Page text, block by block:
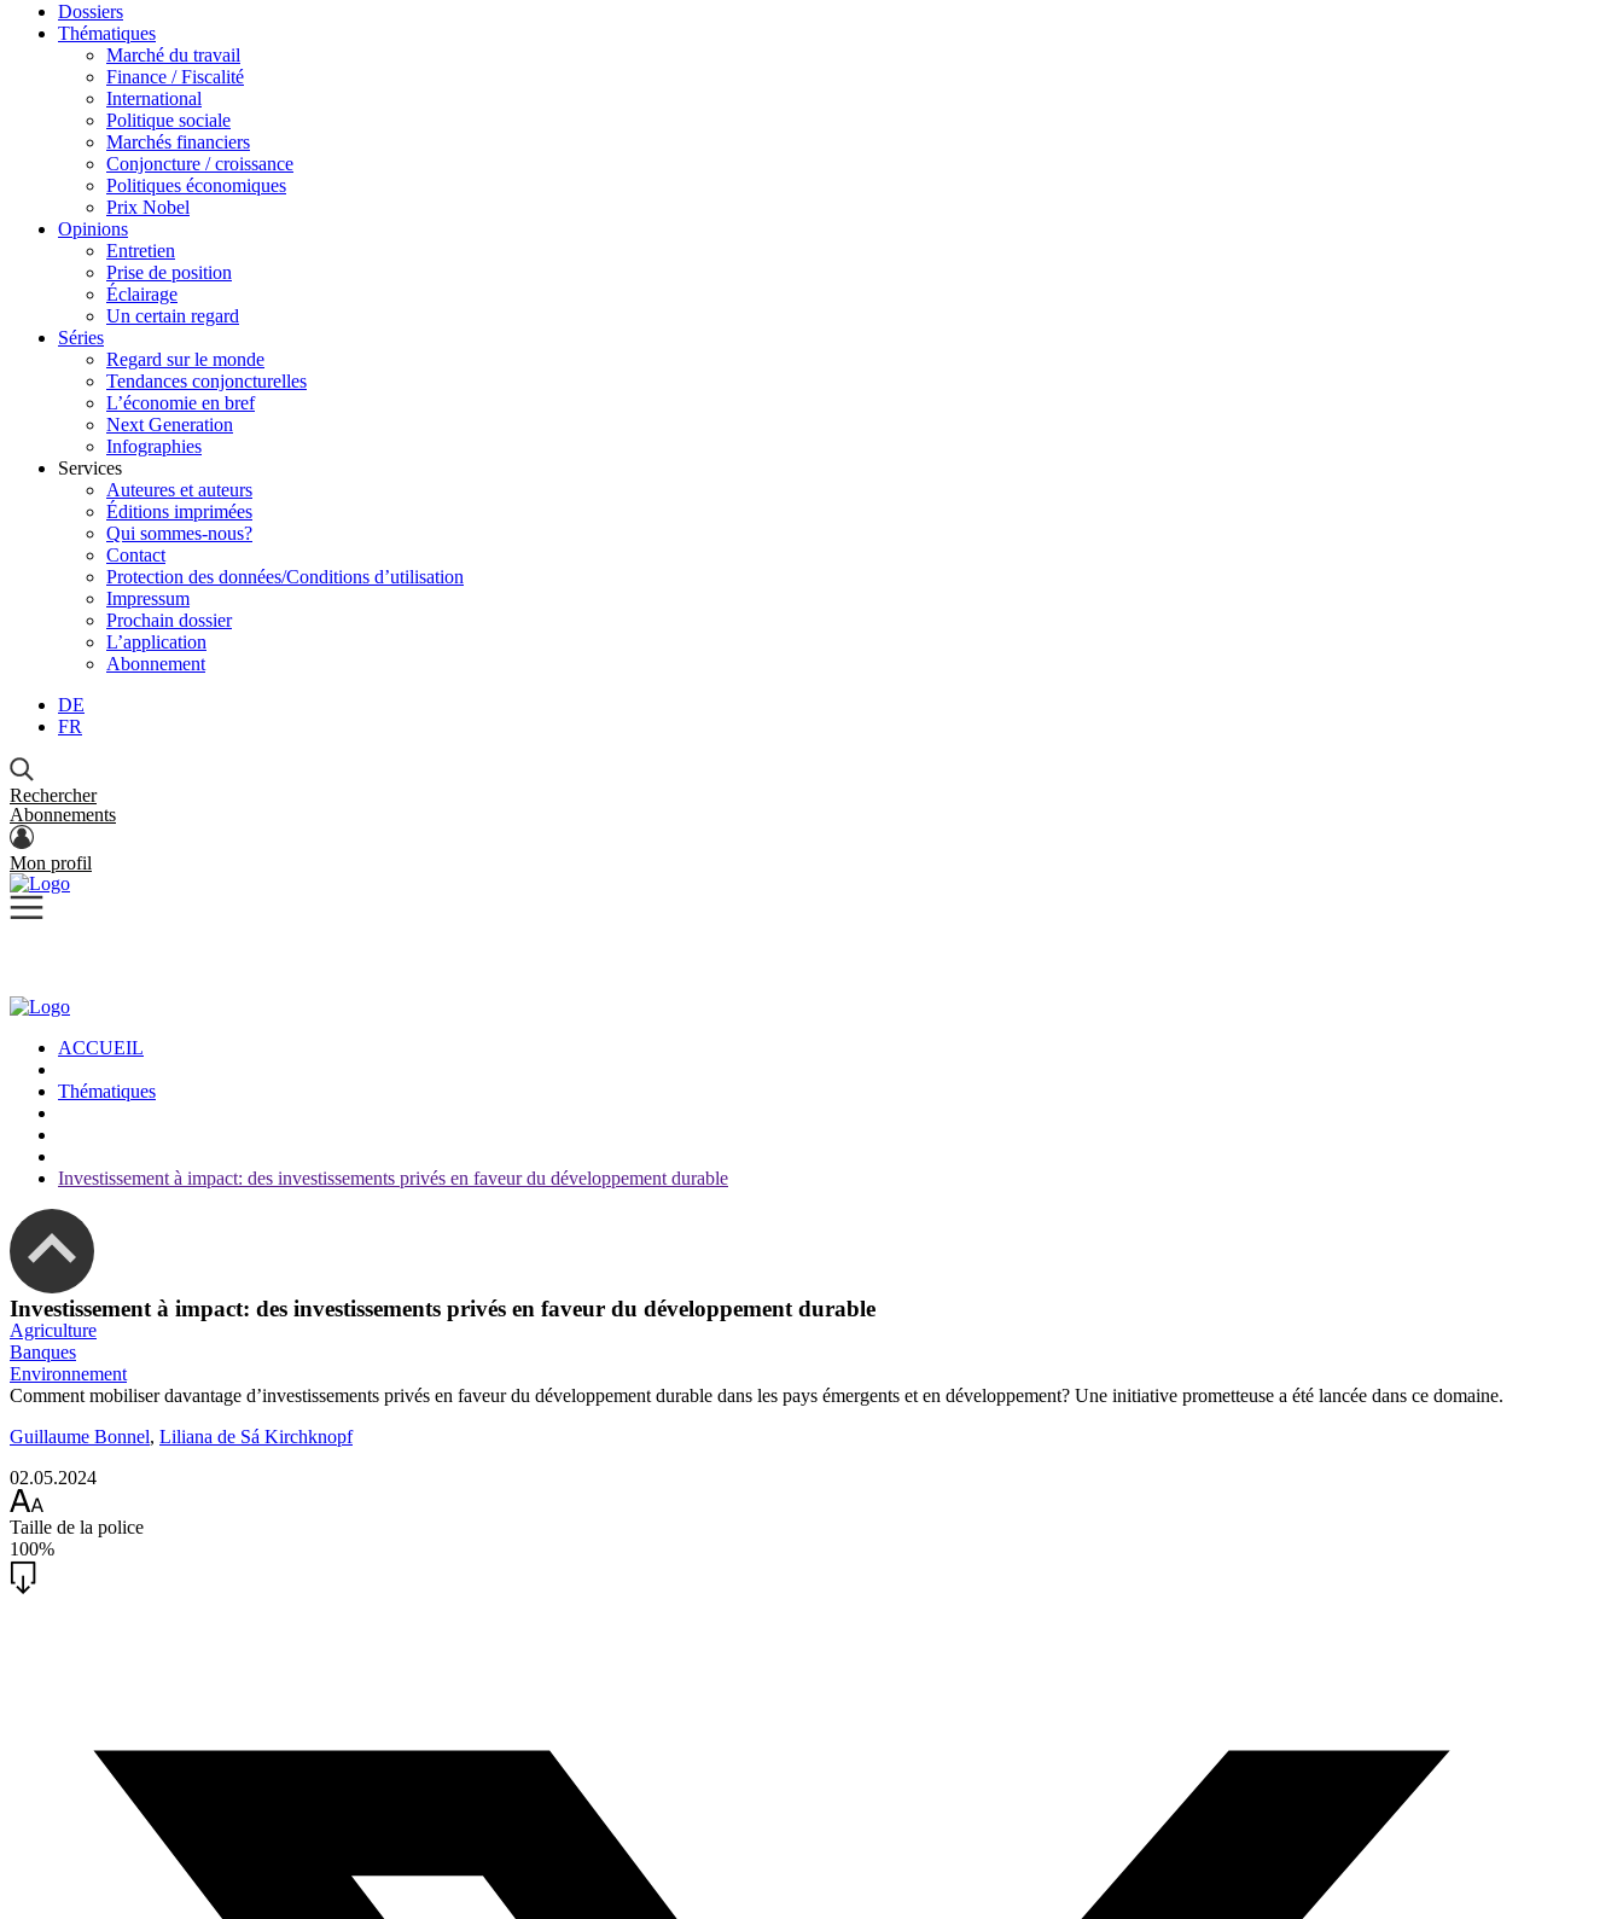
Dossiers
Thématiques
Marché du travail
Finance / Fiscalité
International
Politique sociale
Marchés financiers
Conjoncture / croissance
Politiques économiques
Prix Nobel
Opinions
Entretien
Prise de position
Éclairage
Un certain regard
Séries
Regard sur le monde
Tendances conjoncturelles
L’économie en bref
Next Generation
Infographies
Services
Auteures et auteurs
Éditions imprimées
Qui sommes-nous?
Contact
Protection des données/Conditions d’utilisation
Impressum
Prochain dossier
L’application
Abonnement
DE
FR
Rechercher
Abonnements
Mon profil
ACCUEIL
Thématiques
Investissement à impact: des investissements privés en faveur du développement durable
Investissement à impact: des investissements privés en faveur du développement durable
Agriculture
Banques
Environnement
Comment mobiliser davantage d’investissements privés en faveur du développement durable dans les pays émergents et en développement? Une initiative prometteuse a été lancée dans ce domaine.
Guillaume Bonnel, Liliana de Sá Kirchknopf
02.05.2024
Taille de la police
100%